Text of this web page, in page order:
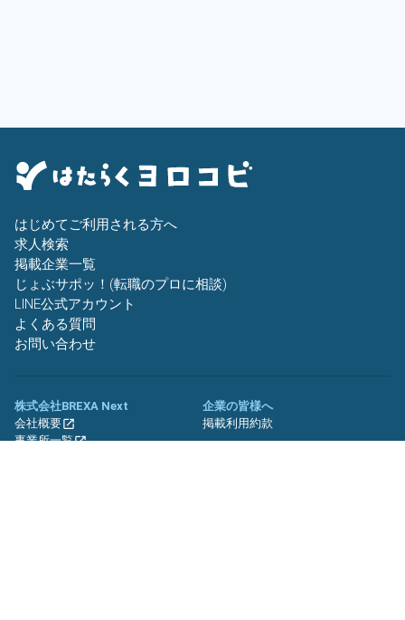
はじめてご利用される方へ
求人検索
掲載企業一覧
じょぶサポッ！(転職のプロに相談)
LINE公式アカウント
よくある質問
お問い合わせ
株式会社BREXA Next
会社概要
事業所一覧
企業の皆様へ
掲載利用約款